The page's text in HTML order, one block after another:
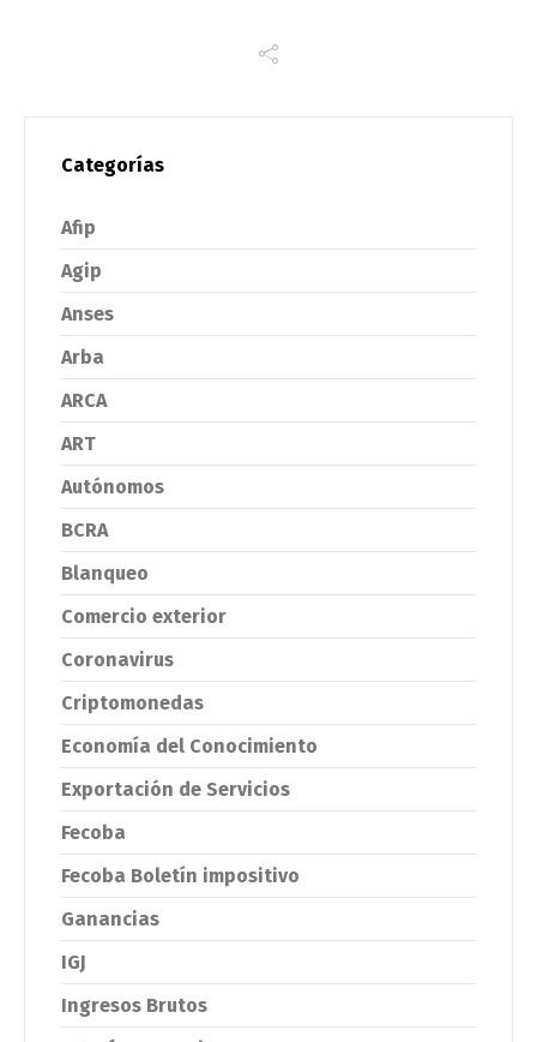
Categorías
Afip
Agip
Anses
Arba
ARCA
ART
Autónomos
BCRA
Blanqueo
Comercio exterior
Coronavirus
Criptomonedas
Economía del Conocimiento
Exportación de Servicios
Fecoba
Fecoba Boletín impositivo
Ganancias
IGJ
Ingresos Brutos